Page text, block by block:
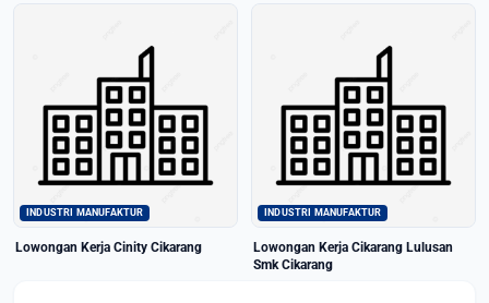
INDUSTRI MANUFAKTUR
Lowongan Kerja Cinity Cikarang
INDUSTRI MANUFAKTUR
Lowongan Kerja Cikarang Lulusan
Smk Cikarang